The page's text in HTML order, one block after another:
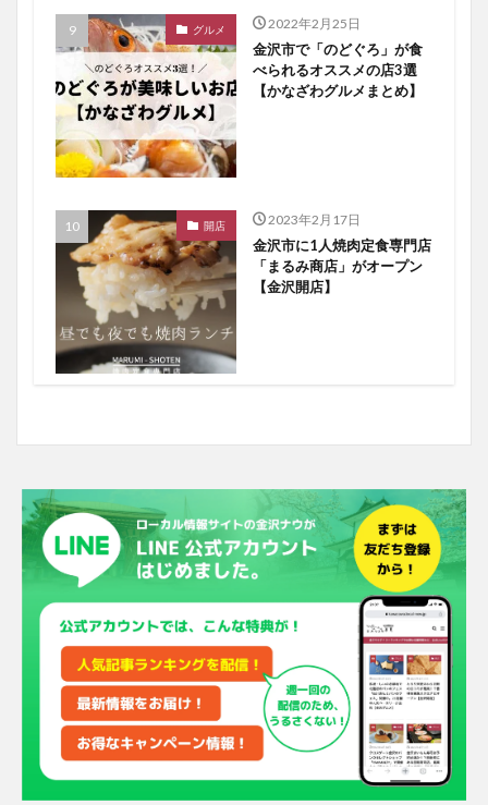
グルメ 2022年2月25日
金沢市で「のどぐろ」が食
べられるオススメの店3選
【かなざわグルメまとめ】
開店 2023年2月17日
金沢市に1人焼肉定食専門店
「まるみ商店」がオープン
【金沢開店】